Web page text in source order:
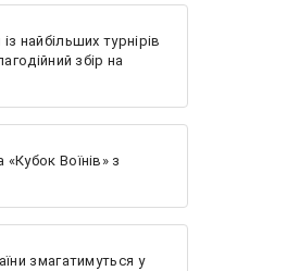
найбільших турнірів
збір на
Воїнів» з
змагатимуться у